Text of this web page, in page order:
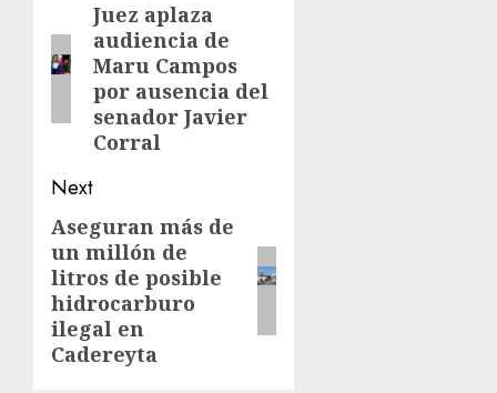
Juez aplaza
audiencia de
Maru Campos
por ausencia del
senador Javier
Corral
Next
Aseguran más de
un millón de
litros de posible
hidrocarburo
ilegal en
Cadereyta